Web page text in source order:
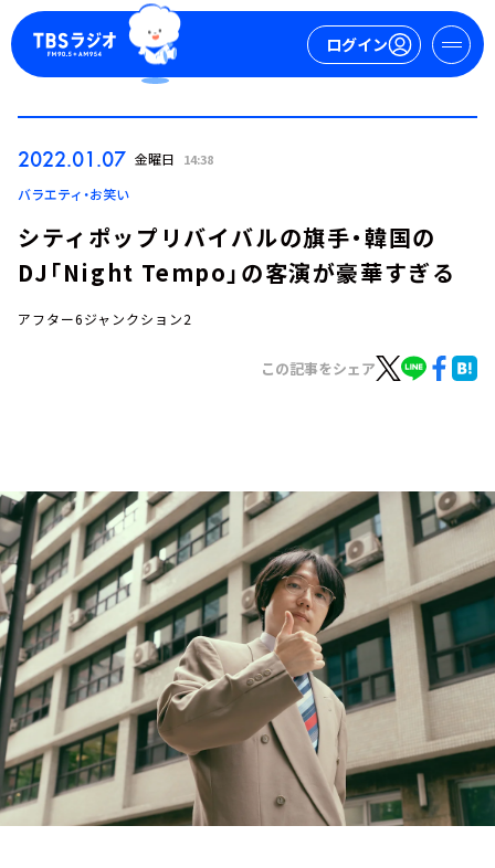
ログイン
ログイン
お知らせ
イベント・グッズ
YouTube
会社情報
2022.01.07 金曜日 14:38
バラエティ・お笑い
シティポップリバイバルの旗手・韓国の
DJ「Night Tempo」の客演が豪華すぎる
アフター6ジャンクション2
この記事をシェア